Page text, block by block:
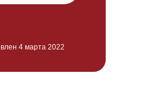
4 марта 2022